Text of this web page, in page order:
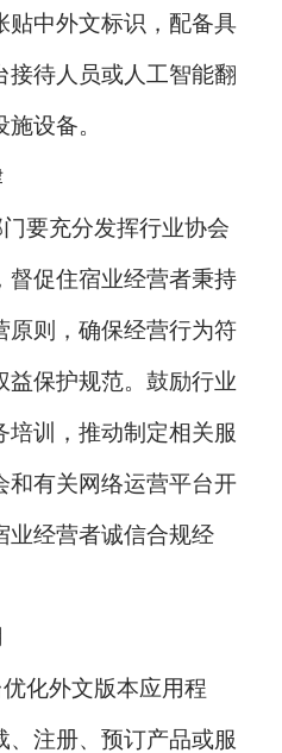
贴中外文标识，配备具
接待人员或人工智能翻
设备。
要充分发挥行业协会
督促住宿业经营者秉持
原则，确保经营行为符
益保护规范。鼓励行业
培训，推动制定相关服
和有关网络运营平台开
业经营者诚信合规经
化外文版本应用程
、注册、预订产品或服